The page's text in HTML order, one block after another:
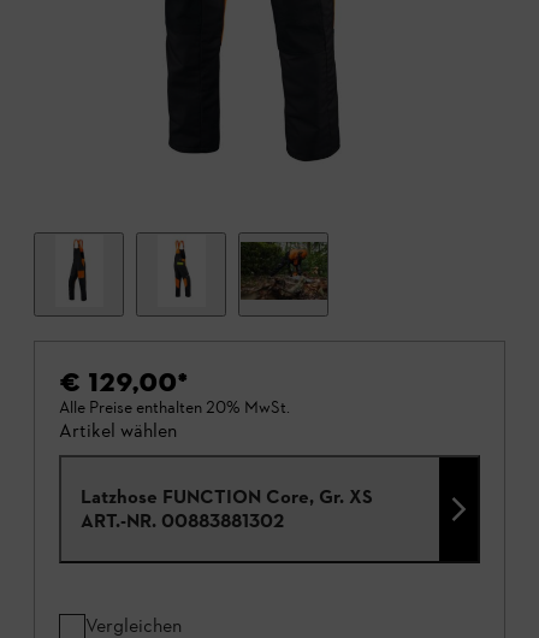
€ 129,00*
Alle Preise enthalten 20% MwSt.
Artikel wählen
Latzhose FUNCTION Core, Gr. XS
ART.-NR. 00883881302
Vergleichen